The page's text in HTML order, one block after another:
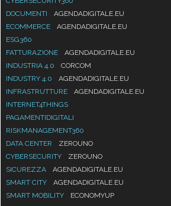
DOCUMENTI
AGENDADIGITALE.EU
ECOMMERCE
AGENDADIGITALE.EU
ESG360
FATTURAZIONE
AGENDADIGITALE.EU
INDUSTRIA 4.0
CORCOM
INDUSTRY 4.0
AGENDADIGITALE.EU
INFRASTRUTTURE
AGENDADIGITALE.EU
INTERNET4THINGS
PAGAMENTIDIGITALI
RISKMANAGEMENT360
DATA CENTER
ZEROUNO
CYBERSECURITY
ZEROUNO
SICUREZZA
AGENDADIGITALE.EU
SMART CITY
AGENDADIGITALE.EU
SMART MOBILITY
ECONOMYUP